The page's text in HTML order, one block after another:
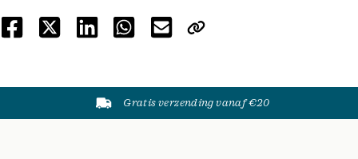
Gratis verzending vanaf €20